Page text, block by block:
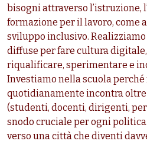
bisogni attraverso l’istruzione,
formazione per il lavoro, come
sviluppo inclusivo.
diffuse per fare cultura
riqualificare, sperimentare e
Investiamo nella scuola perché
quotidianamente incontra
(studenti, docenti, dirigenti,
snodo cruciale per ogni
verso una città che diventi